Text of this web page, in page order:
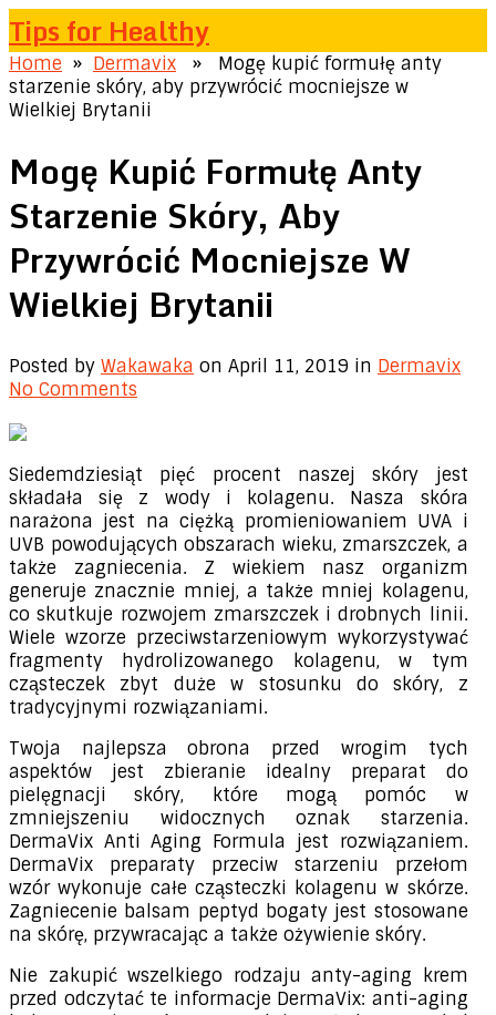
Tips for Healthy
Home » Dermavix » Mogę kupić formułę anty
starzenie skóry, aby przywrócić mocniejsze w
Wielkiej Brytanii
Mogę Kupić Formułę Anty
Starzenie Skóry, Aby
Przywrócić Mocniejsze W
Wielkiej Brytanii
Posted by Wakawaka on April 11, 2019 in Dermavix
No Comments
Siedemdziesiąt pięć procent naszej skóry jest
składała się z wody i kolagenu. Nasza skóra
narażona jest na ciężką promieniowaniem UVA i
UVB powodujących obszarach wieku, zmarszczek, a
także zagniecenia. Z wiekiem nasz organizm
generuje znacznie mniej, a także mniej kolagenu,
co skutkuje rozwojem zmarszczek i drobnych linii.
Wiele wzorze przeciwstarzeniowym wykorzystywać
fragmenty hydrolizowanego kolagenu, w tym
cząsteczek zbyt duże w stosunku do skóry, z
tradycyjnymi rozwiązaniami.
Twoja najlepsza obrona przed wrogim tych
aspektów jest zbieranie idealny preparat do
pielęgnacji skóry, które mogą pomóc w
zmniejszeniu widocznych oznak starzenia.
DermaVix Anti Aging Formula jest rozwiązaniem.
DermaVix preparaty przeciw starzeniu przełom
wzór wykonuje całe cząsteczki kolagenu w skórze.
Zagniecenie balsam peptyd bogaty jest stosowane
na skórę, przywracając a także ożywienie skóry.
Nie zakupić wszelkiego rodzaju anty-aging krem
przed odczytać te informacje DermaVix: anti-aging